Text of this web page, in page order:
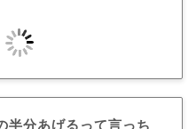
半分あげるって言っち